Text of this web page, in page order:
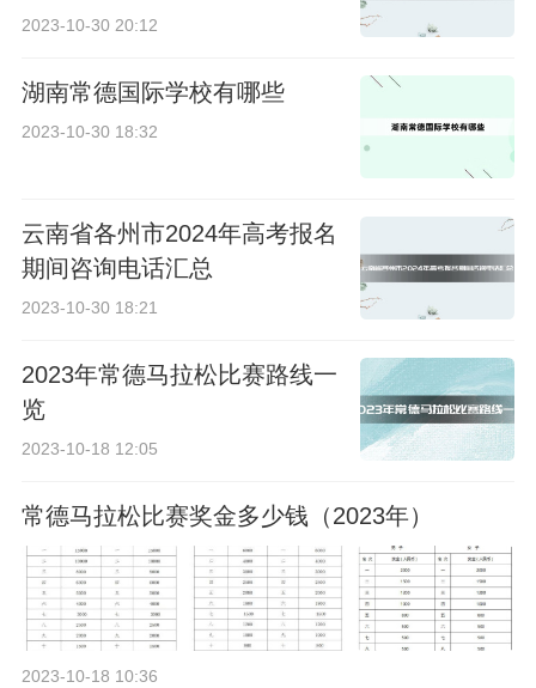
2023-10-30 20:12
湖南常德国际学校有哪些
2023-10-30 18:32
云南省各州市2024年高考报名
期间咨询电话汇总
2023-10-30 18:21
2023年常德马拉松比赛路线一
览
2023-10-18 12:05
常德马拉松比赛奖金多少钱（2023年）
2023-10-18 10:36